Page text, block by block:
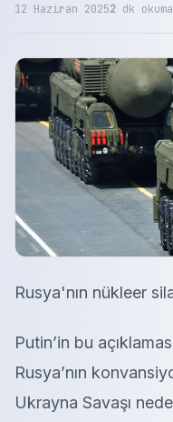
12 Haziran 20252 dk okuma
Rusya'nın nükleer
Putin’in bu
Rusya’nın
Ukrayna Savaşı